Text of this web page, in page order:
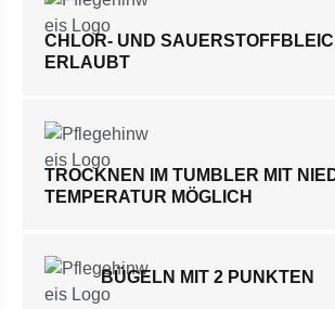
CHLOR- UND
ERLAUBT
TROCKNEN IM TUMBLER MIT
TEMPERATUR MÖGLICH
BÜGELN MIT 2 PUNKTEN